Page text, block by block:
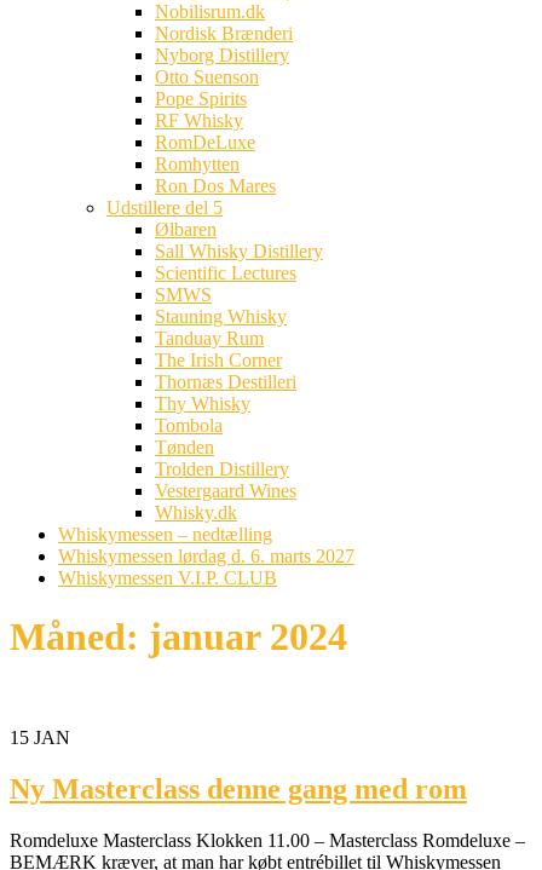
Nobilisrum.dk
Nordisk Brænderi
Nyborg Distillery
Otto Suenson
Pope Spirits
RF Whisky
RomDeLuxe
Romhytten
Ron Dos Mares
Udstillere del 5
Ølbaren
Sall Whisky Distillery
Scientific Lectures
SMWS
Stauning Whisky
Tanduay Rum
The Irish Corner
Thornæs Destilleri
Thy Whisky
Tombola
Tønden
Trolden Distillery
Vestergaard Wines
Whisky.dk
Whiskymessen – nedtælling
Whiskymessen lørdag d. 6. marts 2027
Whiskymessen V.I.P. CLUB
Måned: januar 2024
15 JAN
Ny Masterclass denne gang med rom
Romdeluxe Masterclass Klokken 11.00 – Masterclass Romdeluxe –
BEMÆRK kræver, at man har købt entrébillet til Whiskymessen